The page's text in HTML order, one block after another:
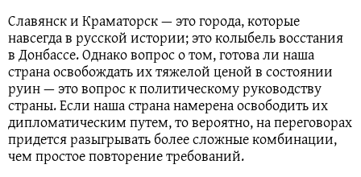
Славянск и Краматорск — это города, которые
навсегда в русской истории; это колыбель восстания
в Донбассе. Однако вопрос о том, готова ли наша
страна освобождать их тяжелой ценой в состоянии
руин — это вопрос к политическому руководству
страны. Если наша страна намерена освободить их
дипломатическим путем, то вероятно, на переговорах
придется разыгрывать более сложные комбинации,
чем простое повторение требований.